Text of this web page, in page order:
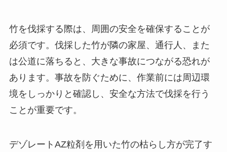
竹を伐採する際は、周囲の安全を確保することが
必須です。伐採した竹が隣の家屋、通行人、また
は公道に落ちると、大きな事故につながる恐れが
あります。事故を防ぐために、作業前には周辺環
境をしっかりと確認し、安全な方法で伐採を行う
ことが重要です。
デゾレートAZ粒剤を用いた竹の枯らし方が完了す